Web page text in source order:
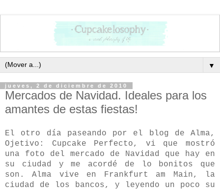
▼
jueves, 2 de diciembre de 2010
Mercados de Navidad. Ideales para los
amantes de estas fiestas!
El otro día paseando por el blog de Alma,
Ojetivo: Cupcake Perfecto, vi que mostró
una foto del mercado de Navidad que hay en
su ciudad y me acordé de lo bonitos que
son. Alma vive en Frankfurt am Main, la
ciudad de los bancos, y leyendo un poco su